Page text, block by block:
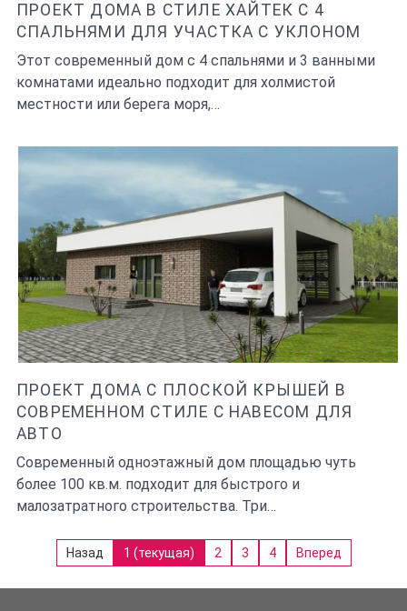
ПРОЕКТ ДОМА В СТИЛЕ ХАЙТЕК С 4
СПАЛЬНЯМИ ДЛЯ УЧАСТКА С УКЛОНОМ
Этот современный дом с 4 спальнями и 3 ванными
комнатами идеально подходит для холмистой
местности или берега моря,…
ПРОЕКТ ДОМА С ПЛОСКОЙ КРЫШЕЙ В
СОВРЕМЕННОМ СТИЛЕ С НАВЕСОМ ДЛЯ
АВТО
Современный одноэтажный дом площадью чуть
более 100 кв.м. подходит для быстрого и
малозатратного строительства. Три…
Назад 1 (текущая) 2 3 4 Вперед